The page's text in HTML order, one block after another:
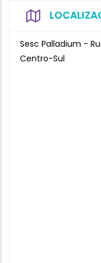
Sesc Palladium -
Centro-Sul